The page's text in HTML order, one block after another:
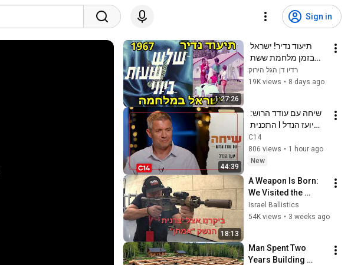
Sign in
1:27:26
הימים - 1968
רדיו דן הגל הירוק
19K views • 8 days ago
44:39
המלאה
C14
806 views • 1 hour ago
New
18:13
A Weapon Is Born:
We Visited the
Emtan Israeli
Factory, Saw How
Israel Ballistics
54K views • 3 weeks ago
Man Spent Two
Years Building